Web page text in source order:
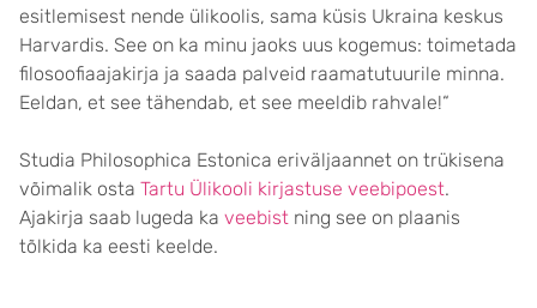
esitlemisest nende ülikoolis, sama küsis Ukraina keskus
Harvardis. See on ka minu jaoks uus kogemus: toimetada
filosoofiaajakirja ja saada palveid raamatutuurile minna.
Eeldan, et see tähendab, et see meeldib rahvale!“
Studia Philosophica Estonica eriväljaannet on trükisena
võimalik osta Tartu Ülikooli kirjastuse veebipoest.
Ajakirja saab lugeda ka veebist ning see on plaanis
tõlkida ka eesti keelde.